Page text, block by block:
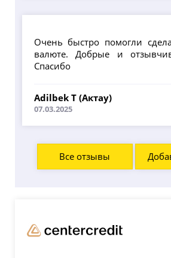
Очень быстро помогли
валюте. Добрые и
Спасибо
Adilbek T (Актау)
07.03.2025
Все отзывы